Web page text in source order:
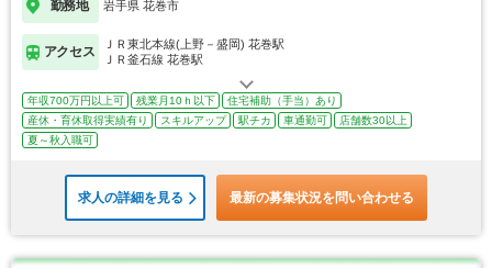
勤務地 岩手県 花巻市
アクセス
ＪＲ東北本線(上野－盛岡) 花巻駅
ＪＲ釜石線 花巻駅
年収700万円以上可 残業月10ｈ以下
住宅補助（手当）あり
産休・育休取得実績有り
スキルアップ 駅チカ 車通勤可
店舗数30以上
夏～秋入職可
求人の詳細を見る 最新の募集状況を問い合わせる